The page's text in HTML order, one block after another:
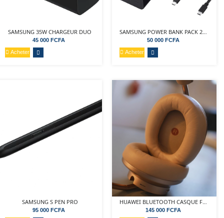
SAMSUNG 35W CHARGEUR DUO
45 000 FCFA
Acheter
SAMSUNG POWER BANK PACK 20000MAH
50 000 FCFA
Acheter
SAMSUNG S PEN PRO
95 000 FCFA
145 000 FCFA